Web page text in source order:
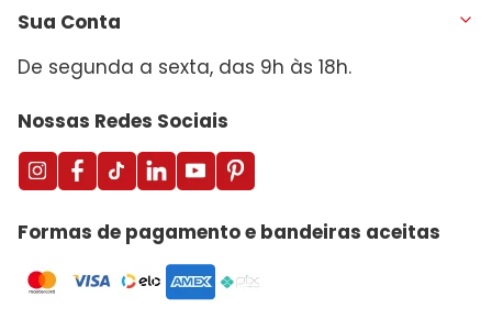
Sua Conta
De segunda a sexta, das 9h às 18h.
Nossas Redes Sociais
Formas de pagamento e bandeiras aceitas